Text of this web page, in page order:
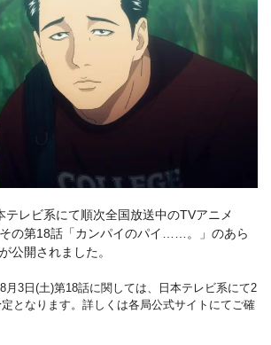
テレビ系にて順次全国放送中のTVアニメ
その第18話「カンパイのパイ……。」のあら
公開されました。
3日(土)第18話に関しては、日本テレビ系にて2
となります。詳しくは各局公式サイトにてご確